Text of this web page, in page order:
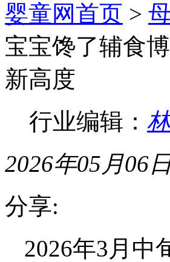
婴童网首页 >
宝宝馋了辅食
新高度
行业编辑：
2026年05月06
分享:
2026年3月中